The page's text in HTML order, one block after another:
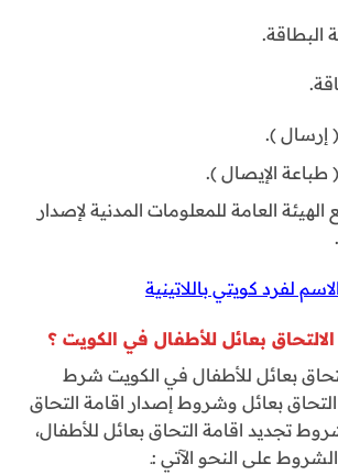
البطاقة.
إرسال ).
طباعة الإيصال ).
العامة للمعلومات المدنية لإصدار
لفرد كويتي باللاتينية
بعائل للأطفال في الكويت ؟
بعائل للأطفال في الكويت شرط
بعائل وشروط إصدار اقامة التحاق
تجديد اقامة التحاق بعائل للأطفال،
على النحو الآتي :ـ